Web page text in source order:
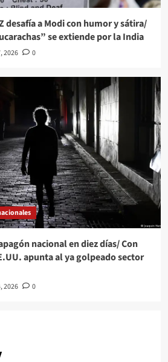
desafía a Modi con humor y sátira/
se extiende por la India
2026 0
nacional en diez días/ Con
apunta al ya golpeado sector
2026 0